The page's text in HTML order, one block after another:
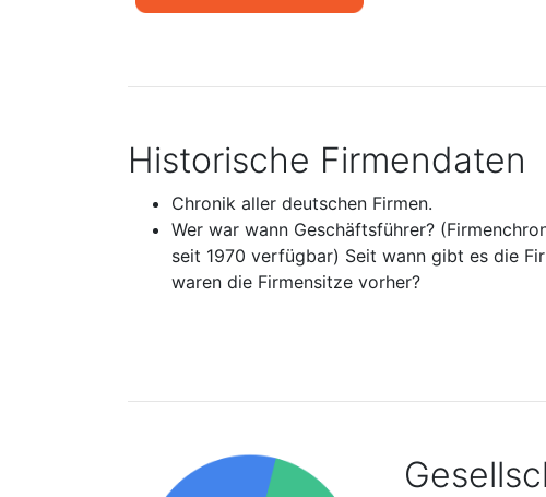
Historische Firmendaten
Chronik aller deutschen Firmen.
Wer war wann Geschäftsführer?
seit 1970 verfügbar) Seit wann gibt es die
waren die Firmensitze vorher?